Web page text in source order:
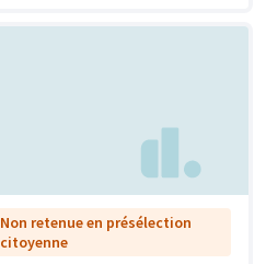
Non retenue en présélection
citoyenne